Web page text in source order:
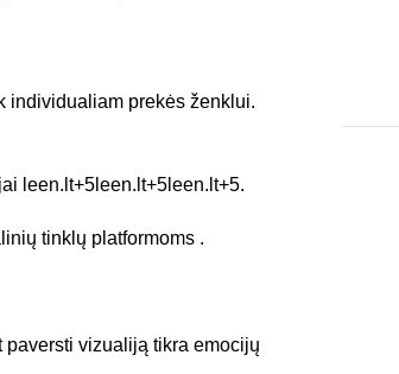
individualiam prekės ženklui.
leen.lt+5 leen.lt+5 leen.lt+5.
tinklų platformoms .
vizualiją tikra emocijų